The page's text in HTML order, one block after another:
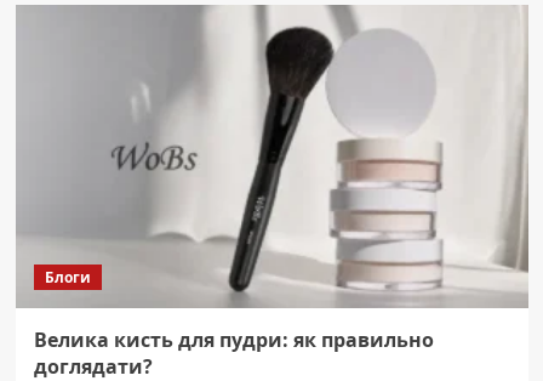
Блоги
Велика кисть для пудри: як правильно
доглядати?